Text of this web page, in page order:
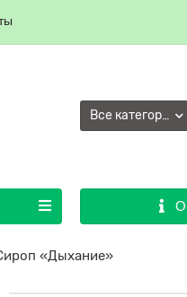
Все категории
О
«Дыхание»